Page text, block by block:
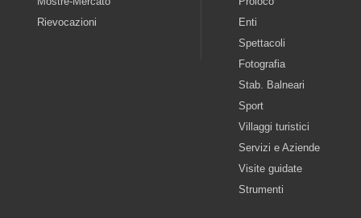
Rievocazioni
Enti
Spettacoli
Fotografia
Stab. Balneari
Sport
Villaggi turistici
Servizi e Aziende
Visite guidate
Strumenti